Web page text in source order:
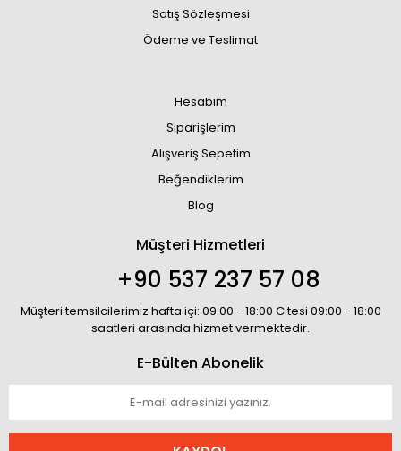
Satış Sözleşmesi
Ödeme ve Teslimat
Hesabım
Siparişlerim
Alışveriş Sepetim
Beğendiklerim
Blog
Müşteri Hizmetleri
+90 537 237 57 08
Müşteri temsilcilerimiz hafta içi: 09:00 - 18:00 C.tesi 09:00 - 18:00
saatleri arasında hizmet vermektedir.
E-Bülten Abonelik